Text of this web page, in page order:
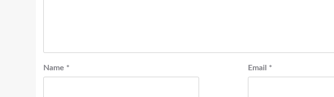
Name * Email *